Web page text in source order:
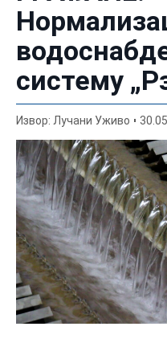
систему
Извор: Лучани Уживо